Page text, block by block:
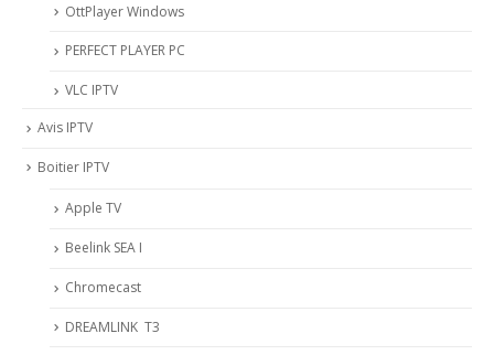
OttPlayer Windows
PERFECT PLAYER PC
VLC IPTV
Avis IPTV
Boitier IPTV
Apple TV
Beelink SEA I
Chromecast
DREAMLINK T3